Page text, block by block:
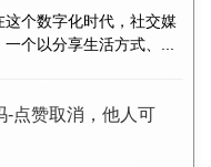
个数字化时代，社交媒
个以分享生活方式、...
-点赞取消，他人可